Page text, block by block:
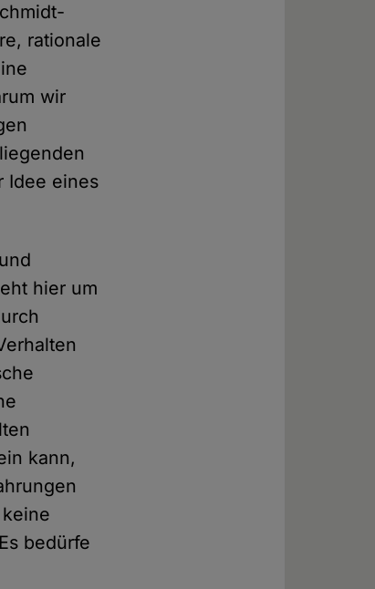
rationale
wir
Idee eines
hier um
kann,
bedürfe